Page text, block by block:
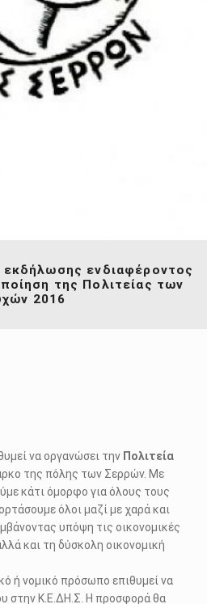
ενδιαφέροντος
της Πολιτείας των
2016
να οργανώσει την Πολιτεία
της πόλης των Σερρών. Με
κάτι όμορφο για όλους τους
όλοι μαζί με χαρά και
υπόψη τις οικονομικές
και τη δύσκολη οικονομική
ή νομικό πρόσωπο επιθυμεί να
στην Κ.Ε.ΔΗ.Σ. Η προσφορά θα